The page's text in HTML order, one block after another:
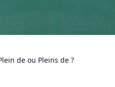
de ou Pleins de ?